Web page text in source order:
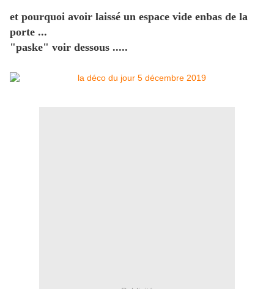
et pourquoi avoir laissé un espace vide enbas de la
porte ...
"paske" voir dessous .....